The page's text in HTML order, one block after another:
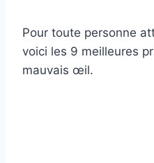
Pour toute personne
voici les 9 meilleures
mauvais œil.